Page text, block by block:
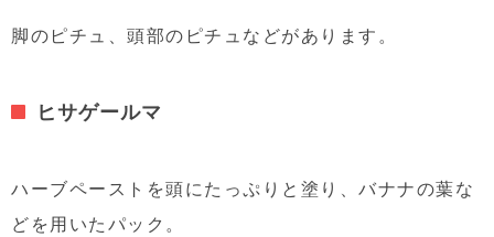
脚のピチュ、頭部のピチュなどがあります。
ヒサゲールマ
ハーブペーストを頭にたっぷりと塗り、バナナの葉な
どを用いたパック。